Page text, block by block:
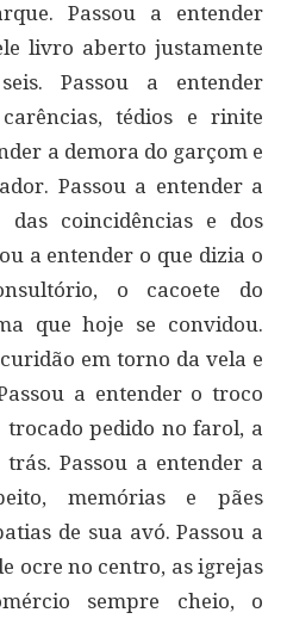
Passou a entender
livro aberto justamente
Passou a entender
tédios e rinite
a demora do garçom e
Passou a entender a
das coincidências e dos
a entender o que dizia o
o cacoete do
que hoje se convidou.
em torno da vela e
a entender o troco
trocado pedido no farol, a
Passou a entender a
memórias e pães
de sua avó. Passou a
ocre no centro, as igrejas
sempre cheio, o